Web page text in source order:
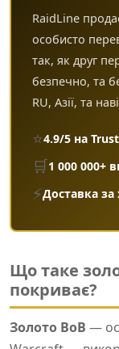
RaidLine
особисто
так, як друг
безпечно, та
RU, Азії, та
⭐4.9/5 на
🛒1 000 000+
⚡Доставка
Що таке
покриває?
Золото ВоВ —